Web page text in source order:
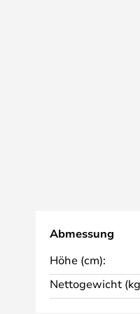
Abmessung
Höhe (cm):
Nettogewicht